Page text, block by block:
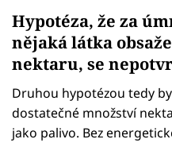
Hypotéza, že za
nějaká látka
nektaru, se
Druhou hypotézou tedy
dostatečné množství
jako palivo. Bez